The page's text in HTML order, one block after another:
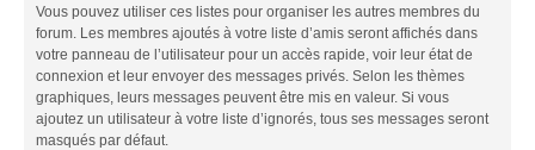
Vous pouvez utiliser ces listes pour organiser les autres membres du
forum. Les membres ajoutés à votre liste d’amis seront affichés dans
votre panneau de l’utilisateur pour un accès rapide, voir leur état de
connexion et leur envoyer des messages privés. Selon les thèmes
graphiques, leurs messages peuvent être mis en valeur. Si vous
ajoutez un utilisateur à votre liste d’ignorés, tous ses messages seront
masqués par défaut.